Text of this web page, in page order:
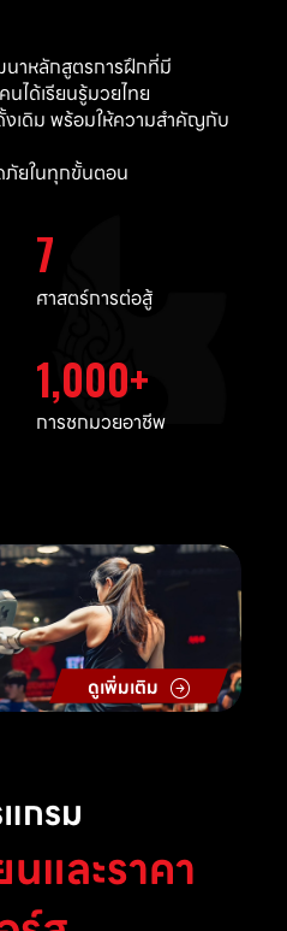
าหลักสูตรการฝึกที่มี
ได้เรียนรู้มวยไทย
เดิม พร้อมให้ความสำคัญกับ
ภัยในทุกขั้นตอน
7
ศาสตร์การต่อสู้
1,000
การชกมวยอาชีพ
ดูเพิ่มเติม
กรม
นและราคา